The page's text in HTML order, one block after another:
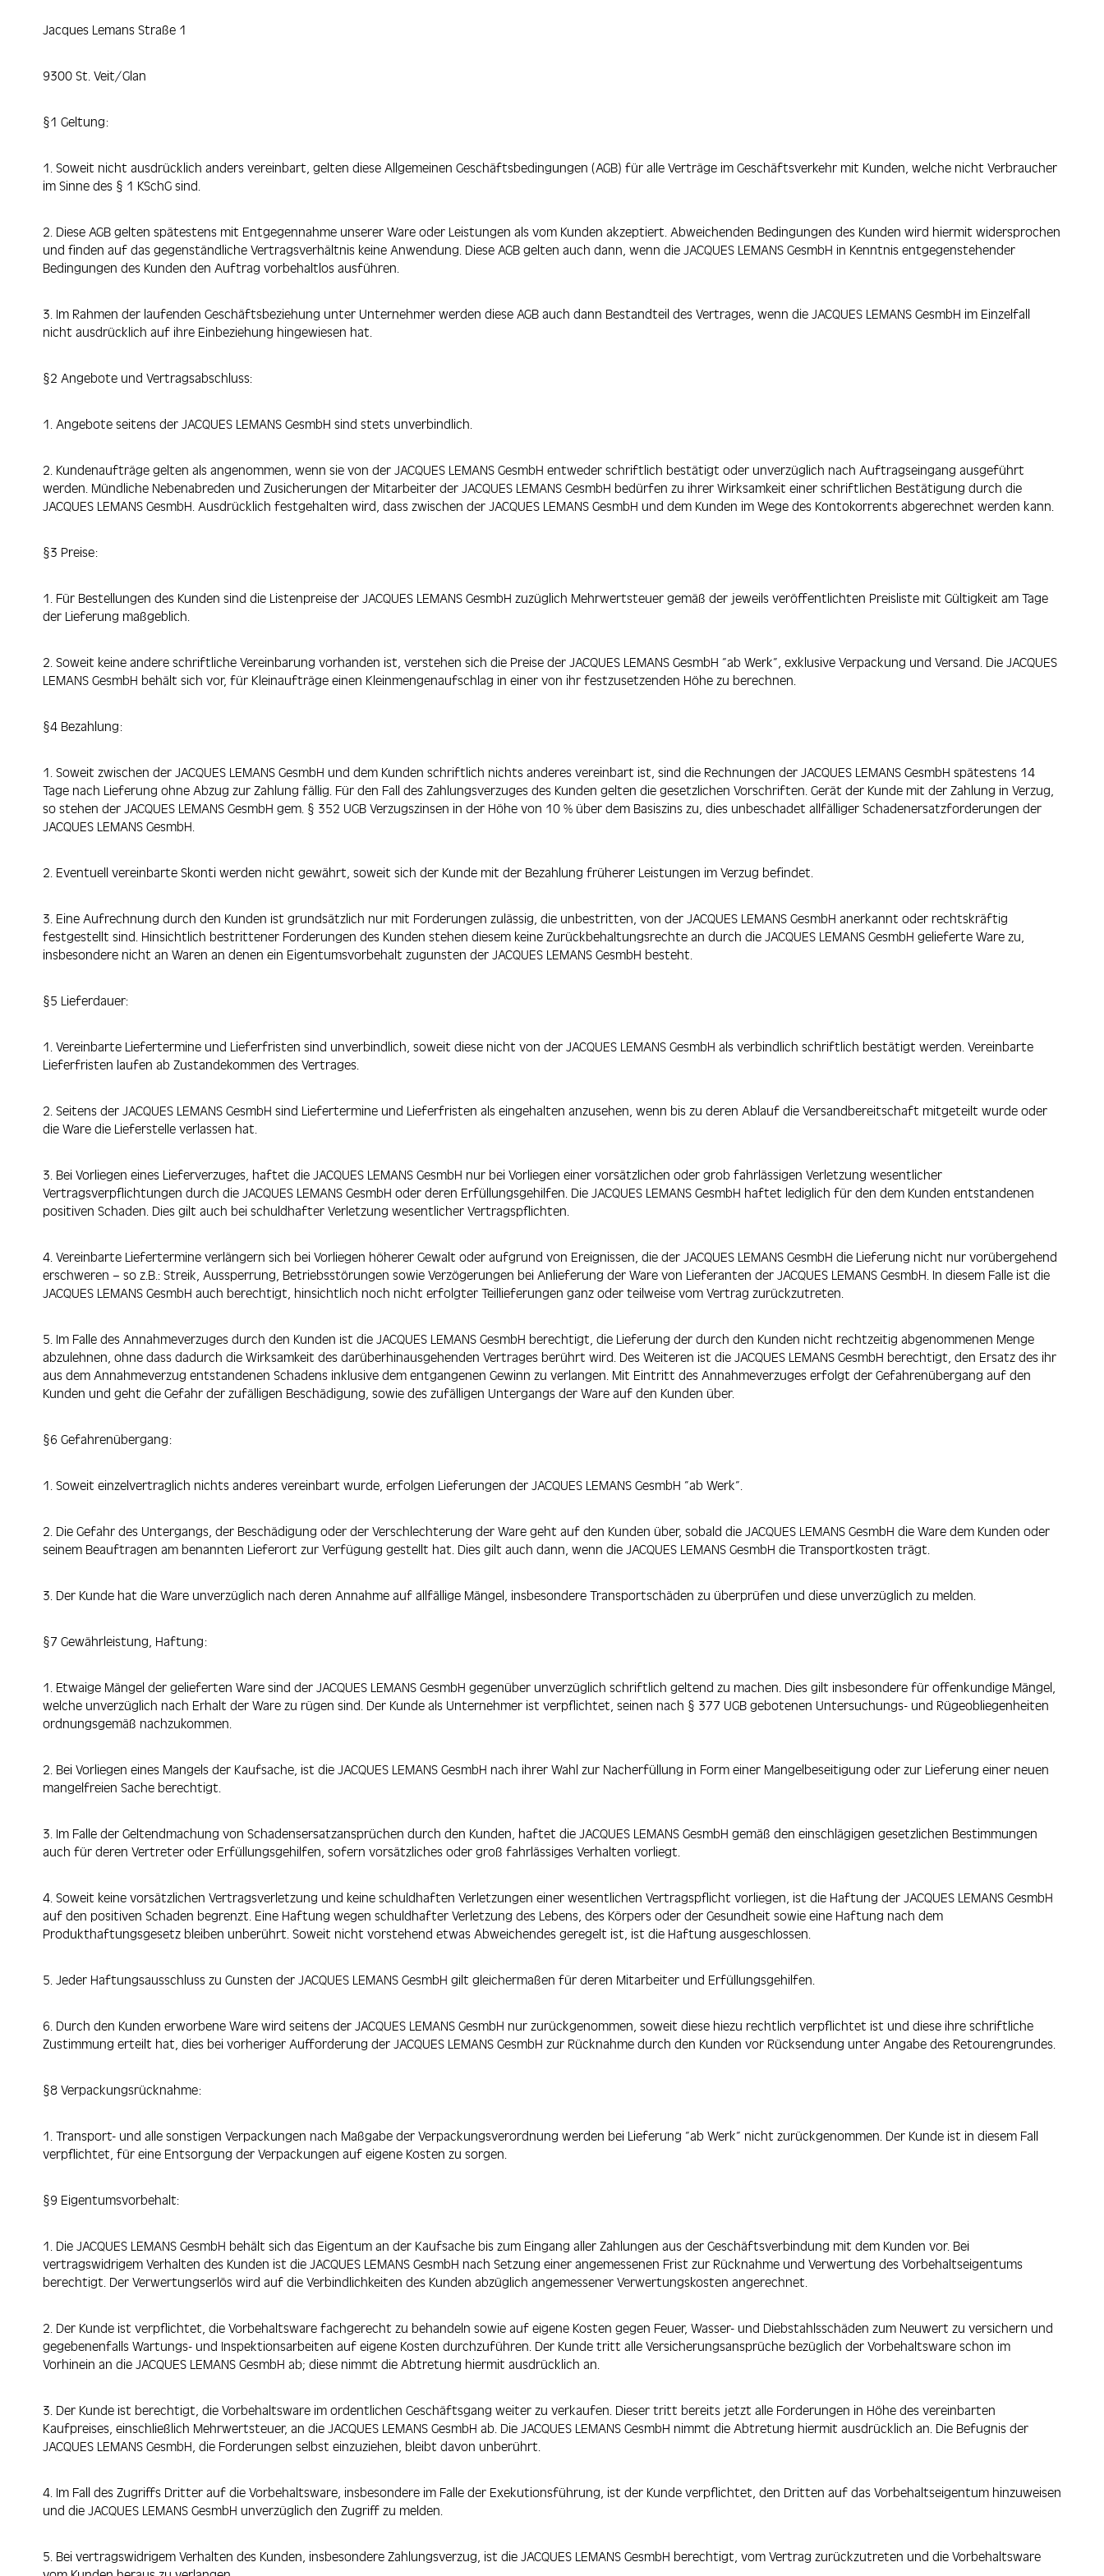
Jacques Lemans Straße 1
9300 St. Veit/Glan
§1 Geltung:
1. Soweit nicht ausdrücklich anders vereinbart, gelten diese Allgemeinen Geschäftsbedingungen (AGB) für alle Verträge im Geschäftsverkehr mit Kunden, welche nicht Verbraucher
im Sinne des § 1 KSchG sind.
2. Diese AGB gelten spätestens mit Entgegennahme unserer Ware oder Leistungen als vom Kunden akzeptiert. Abweichenden Bedingungen des Kunden wird hiermit widersprochen
und finden auf das gegenständliche Vertragsverhältnis keine Anwendung. Diese AGB gelten auch dann, wenn die JACQUES LEMANS GesmbH in Kenntnis entgegenstehender
Bedingungen des Kunden den Auftrag vorbehaltlos ausführen.
3. Im Rahmen der laufenden Geschäftsbeziehung unter Unternehmer werden diese AGB auch dann Bestandteil des Vertrages, wenn die JACQUES LEMANS GesmbH im Einzelfall
nicht ausdrücklich auf ihre Einbeziehung hingewiesen hat.
§2 Angebote und Vertragsabschluss:
1. Angebote seitens der JACQUES LEMANS GesmbH sind stets unverbindlich.
2. Kundenaufträge gelten als angenommen, wenn sie von der JACQUES LEMANS GesmbH entweder schriftlich bestätigt oder unverzüglich nach Auftragseingang ausgeführt
werden. Mündliche Nebenabreden und Zusicherungen der Mitarbeiter der JACQUES LEMANS GesmbH bedürfen zu ihrer Wirksamkeit einer schriftlichen Bestätigung durch die
JACQUES LEMANS GesmbH. Ausdrücklich festgehalten wird, dass zwischen der JACQUES LEMANS GesmbH und dem Kunden im Wege des Kontokorrents abgerechnet werden kann.
§3 Preise:
1. Für Bestellungen des Kunden sind die Listenpreise der JACQUES LEMANS GesmbH zuzüglich Mehrwertsteuer gemäß der jeweils veröffentlichten Preisliste mit Gültigkeit am Tage
der Lieferung maßgeblich.
2. Soweit keine andere schriftliche Vereinbarung vorhanden ist, verstehen sich die Preise der JACQUES LEMANS GesmbH “ab Werk“, exklusive Verpackung und Versand. Die JACQUES
LEMANS GesmbH behält sich vor, für Kleinaufträge einen Kleinmengenaufschlag in einer von ihr festzusetzenden Höhe zu berechnen.
§4 Bezahlung:
1. Soweit zwischen der JACQUES LEMANS GesmbH und dem Kunden schriftlich nichts anderes vereinbart ist, sind die Rechnungen der JACQUES LEMANS GesmbH spätestens 14
Tage nach Lieferung ohne Abzug zur Zahlung fällig. Für den Fall des Zahlungsverzuges des Kunden gelten die gesetzlichen Vorschriften. Gerät der Kunde mit der Zahlung in Verzug,
so stehen der JACQUES LEMANS GesmbH gem. § 352 UGB Verzugszinsen in der Höhe von 10 % über dem Basiszins zu, dies unbeschadet allfälliger Schadenersatzforderungen der
JACQUES LEMANS GesmbH.
2. Eventuell vereinbarte Skonti werden nicht gewährt, soweit sich der Kunde mit der Bezahlung früherer Leistungen im Verzug befindet.
3. Eine Aufrechnung durch den Kunden ist grundsätzlich nur mit Forderungen zulässig, die unbestritten, von der JACQUES LEMANS GesmbH anerkannt oder rechtskräftig
festgestellt sind. Hinsichtlich bestrittener Forderungen des Kunden stehen diesem keine Zurückbehaltungsrechte an durch die JACQUES LEMANS GesmbH gelieferte Ware zu,
insbesondere nicht an Waren an denen ein Eigentumsvorbehalt zugunsten der JACQUES LEMANS GesmbH besteht.
§5 Lieferdauer:
1. Vereinbarte Liefertermine und Lieferfristen sind unverbindlich, soweit diese nicht von der JACQUES LEMANS GesmbH als verbindlich schriftlich bestätigt werden. Vereinbarte
Lieferfristen laufen ab Zustandekommen des Vertrages.
2. Seitens der JACQUES LEMANS GesmbH sind Liefertermine und Lieferfristen als eingehalten anzusehen, wenn bis zu deren Ablauf die Versandbereitschaft mitgeteilt wurde oder
die Ware die Lieferstelle verlassen hat.
3. Bei Vorliegen eines Lieferverzuges, haftet die JACQUES LEMANS GesmbH nur bei Vorliegen einer vorsätzlichen oder grob fahrlässigen Verletzung wesentlicher
Vertragsverpflichtungen durch die JACQUES LEMANS GesmbH oder deren Erfüllungsgehilfen. Die JACQUES LEMANS GesmbH haftet lediglich für den dem Kunden entstandenen
positiven Schaden. Dies gilt auch bei schuldhafter Verletzung wesentlicher Vertragspflichten.
4. Vereinbarte Liefertermine verlängern sich bei Vorliegen höherer Gewalt oder aufgrund von Ereignissen, die der JACQUES LEMANS GesmbH die Lieferung nicht nur vorübergehend
erschweren – so z.B.: Streik, Aussperrung, Betriebsstörungen sowie Verzögerungen bei Anlieferung der Ware von Lieferanten der JACQUES LEMANS GesmbH. In diesem Falle ist die
JACQUES LEMANS GesmbH auch berechtigt, hinsichtlich noch nicht erfolgter Teillieferungen ganz oder teilweise vom Vertrag zurückzutreten.
5. Im Falle des Annahmeverzuges durch den Kunden ist die JACQUES LEMANS GesmbH berechtigt, die Lieferung der durch den Kunden nicht rechtzeitig abgenommenen Menge
abzulehnen, ohne dass dadurch die Wirksamkeit des darüberhinausgehenden Vertrages berührt wird. Des Weiteren ist die JACQUES LEMANS GesmbH berechtigt, den Ersatz des ihr
aus dem Annahmeverzug entstandenen Schadens inklusive dem entgangenen Gewinn zu verlangen. Mit Eintritt des Annahmeverzuges erfolgt der Gefahrenübergang auf den
Kunden und geht die Gefahr der zufälligen Beschädigung, sowie des zufälligen Untergangs der Ware auf den Kunden über.
§6 Gefahrenübergang:
1. Soweit einzelvertraglich nichts anderes vereinbart wurde, erfolgen Lieferungen der JACQUES LEMANS GesmbH “ab Werk“.
2. Die Gefahr des Untergangs, der Beschädigung oder der Verschlechterung der Ware geht auf den Kunden über, sobald die JACQUES LEMANS GesmbH die Ware dem Kunden oder
seinem Beauftragen am benannten Lieferort zur Verfügung gestellt hat. Dies gilt auch dann, wenn die JACQUES LEMANS GesmbH die Transportkosten trägt.
3. Der Kunde hat die Ware unverzüglich nach deren Annahme auf allfällige Mängel, insbesondere Transportschäden zu überprüfen und diese unverzüglich zu melden.
§7 Gewährleistung, Haftung:
1. Etwaige Mängel der gelieferten Ware sind der JACQUES LEMANS GesmbH gegenüber unverzüglich schriftlich geltend zu machen. Dies gilt insbesondere für offenkundige Mängel,
welche unverzüglich nach Erhalt der Ware zu rügen sind. Der Kunde als Unternehmer ist verpflichtet, seinen nach § 377 UGB gebotenen Untersuchungs- und Rügeobliegenheiten
ordnungsgemäß nachzukommen.
2. Bei Vorliegen eines Mangels der Kaufsache, ist die JACQUES LEMANS GesmbH nach ihrer Wahl zur Nacherfüllung in Form einer Mangelbeseitigung oder zur Lieferung einer neuen
mangelfreien Sache berechtigt.
3. Im Falle der Geltendmachung von Schadensersatzansprüchen durch den Kunden, haftet die JACQUES LEMANS GesmbH gemäß den einschlägigen gesetzlichen Bestimmungen
auch für deren Vertreter oder Erfüllungsgehilfen, sofern vorsätzliches oder groß fahrlässiges Verhalten vorliegt.
4. Soweit keine vorsätzlichen Vertragsverletzung und keine schuldhaften Verletzungen einer wesentlichen Vertragspflicht vorliegen, ist die Haftung der JACQUES LEMANS GesmbH
auf den positiven Schaden begrenzt. Eine Haftung wegen schuldhafter Verletzung des Lebens, des Körpers oder der Gesundheit sowie eine Haftung nach dem
Produkthaftungsgesetz bleiben unberührt. Soweit nicht vorstehend etwas Abweichendes geregelt ist, ist die Haftung ausgeschlossen.
5. Jeder Haftungsausschluss zu Gunsten der JACQUES LEMANS GesmbH gilt gleichermaßen für deren Mitarbeiter und Erfüllungsgehilfen.
6. Durch den Kunden erworbene Ware wird seitens der JACQUES LEMANS GesmbH nur zurückgenommen, soweit diese hiezu rechtlich verpflichtet ist und diese ihre schriftliche
Zustimmung erteilt hat, dies bei vorheriger Aufforderung der JACQUES LEMANS GesmbH zur Rücknahme durch den Kunden vor Rücksendung unter Angabe des Retourengrundes.
§8 Verpackungsrücknahme:
1. Transport- und alle sonstigen Verpackungen nach Maßgabe der Verpackungsverordnung werden bei Lieferung “ab Werk“ nicht zurückgenommen. Der Kunde ist in diesem Fall
verpflichtet, für eine Entsorgung der Verpackungen auf eigene Kosten zu sorgen.
§9 Eigentumsvorbehalt:
1. Die JACQUES LEMANS GesmbH behält sich das Eigentum an der Kaufsache bis zum Eingang aller Zahlungen aus der Geschäftsverbindung mit dem Kunden vor. Bei
vertragswidrigem Verhalten des Kunden ist die JACQUES LEMANS GesmbH nach Setzung einer angemessenen Frist zur Rücknahme und Verwertung des Vorbehaltseigentums
berechtigt. Der Verwertungserlös wird auf die Verbindlichkeiten des Kunden abzüglich angemessener Verwertungskosten angerechnet.
2. Der Kunde ist verpflichtet, die Vorbehaltsware fachgerecht zu behandeln sowie auf eigene Kosten gegen Feuer, Wasser- und Diebstahlsschäden zum Neuwert zu versichern und
gegebenenfalls Wartungs- und Inspektionsarbeiten auf eigene Kosten durchzuführen. Der Kunde tritt alle Versicherungsansprüche bezüglich der Vorbehaltsware schon im
Vorhinein an die JACQUES LEMANS GesmbH ab; diese nimmt die Abtretung hiermit ausdrücklich an.
3. Der Kunde ist berechtigt, die Vorbehaltsware im ordentlichen Geschäftsgang weiter zu verkaufen. Dieser tritt bereits jetzt alle Forderungen in Höhe des vereinbarten
Kaufpreises, einschließlich Mehrwertsteuer, an die JACQUES LEMANS GesmbH ab. Die JACQUES LEMANS GesmbH nimmt die Abtretung hiermit ausdrücklich an. Die Befugnis der
JACQUES LEMANS GesmbH, die Forderungen selbst einzuziehen, bleibt davon unberührt.
4. Im Fall des Zugriffs Dritter auf die Vorbehaltsware, insbesondere im Falle der Exekutionsführung, ist der Kunde verpflichtet, den Dritten auf das Vorbehaltseigentum hinzuweisen
und die JACQUES LEMANS GesmbH unverzüglich den Zugriff zu melden.
5. Bei vertragswidrigem Verhalten des Kunden, insbesondere Zahlungsverzug, ist die JACQUES LEMANS GesmbH berechtigt, vom Vertrag zurückzutreten und die Vorbehaltsware